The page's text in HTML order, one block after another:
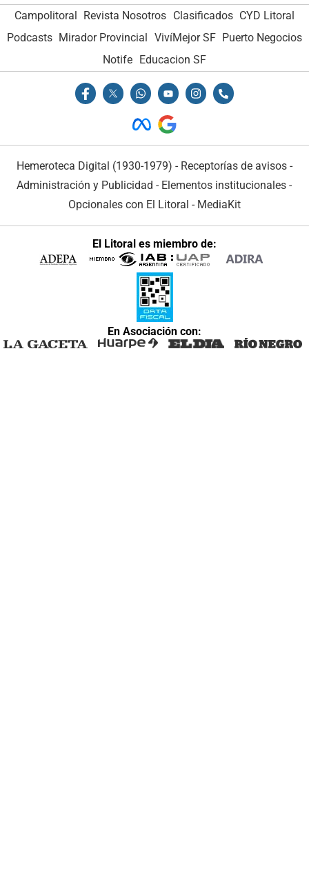
Campolitoral Revista Nosotros Clasificados CYD Litoral
Podcasts Mirador Provincial VivíMejor SF Puerto Negocios
Notife
Educacion SF
Hemeroteca Digital (1930-1979) - Receptorías de avisos -
Administración y Publicidad - Elementos institucionales -
Opcionales con El Litoral - MediaKit
El Litoral es miembro de:
En Asociación con: